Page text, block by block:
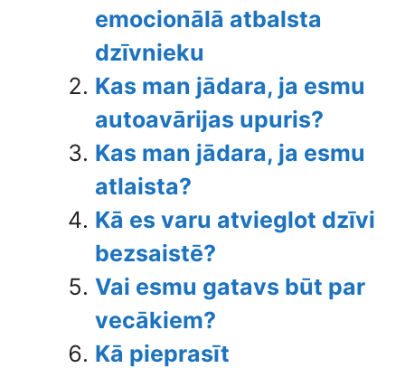
emocionālā atbalsta
dzīvnieku
Kas man jādara, ja esmu
autoavārijas upuris?
Kas man jādara, ja esmu
atlaista?
Kā es varu atvieglot dzīvi
bezsaistē?
Vai esmu gatavs būt par
vecākiem?
Kā pieprasīt